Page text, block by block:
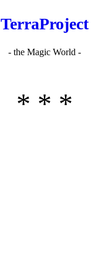
TerraProject
- the Magic World -
* * *